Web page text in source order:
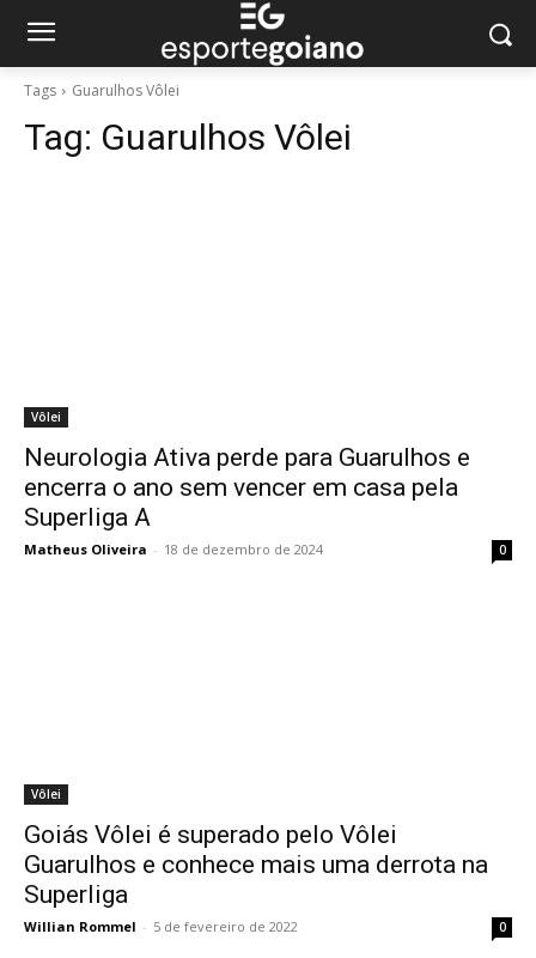
Tags Guarulhos Vôlei
Tag: Guarulhos Vôlei
Vôlei
Neurologia Ativa perde para Guarulhos e
encerra o ano sem vencer em casa pela
Superliga A
Matheus Oliveira - 18 de dezembro de 2024 0
Vôlei
Goiás Vôlei é superado pelo Vôlei
Guarulhos e conhece mais uma derrota na
Superliga
Willian Rommel - 5 de fevereiro de 2022 0